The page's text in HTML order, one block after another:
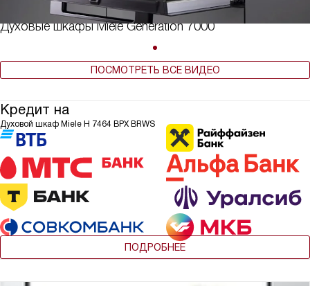
Духовые шкафы Miele Generation 7000
ПОСМОТРЕТЬ ВСЕ ВИДЕО
Кредит на
Духовой шкаф Miele H 7464 BPX BRWS
ПОДРОБНЕЕ